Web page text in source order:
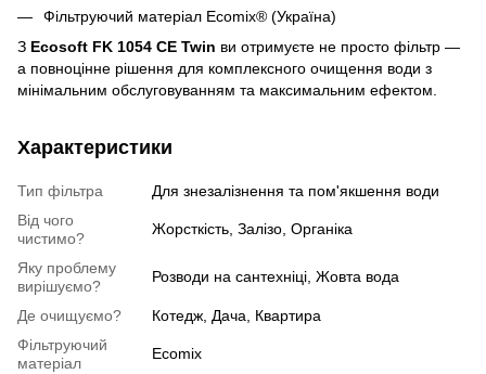
Фільтруючий матеріал Ecomix® (Україна)
З Ecosoft FK 1054 CE Twin ви отримуєте не просто фільтр —
а повноцінне рішення для комплексного очищення води з
мінімальним обслуговуванням та максимальним ефектом.
Характеристики
Тип фільтра
Для знезалізнення та пом'якшення води
Від чого
чистимо?
Жорсткість, Залізо, Органіка
Яку проблему
вирішуємо?
Розводи на сантехніці, Жовта вода
Де очищуємо?
Котедж, Дача, Квартира
Фільтруючий
матеріал
Ecomix